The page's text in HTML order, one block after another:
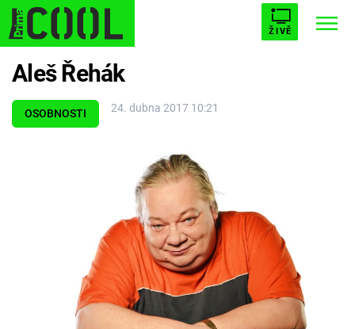
ŽIVĚ
Trendy: STARHOUSE
ESCAPE PLNEJ KOTEL AVENGERS 5
OSOBNOSTI 24. dubna 2017 10:21
Aleš Řehák